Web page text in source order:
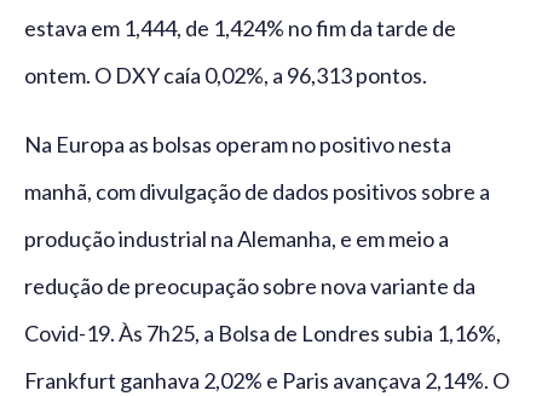
estava em 1,444, de 1,424% no fim da tarde de
ontem. O DXY caía 0,02%, a 96,313 pontos.
Na Europa as bolsas operam no positivo nesta
manhã, com divulgação de dados positivos sobre a
produção industrial na Alemanha, e em meio a
redução de preocupação sobre nova variante da
Covid-19. Às 7h25, a Bolsa de Londres subia 1,16%,
Frankfurt ganhava 2,02% e Paris avançava 2,14%. O